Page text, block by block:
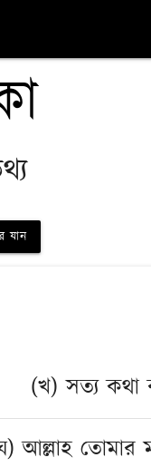
যান
(খ) সত্য কথা
আল্লাহ তোমার